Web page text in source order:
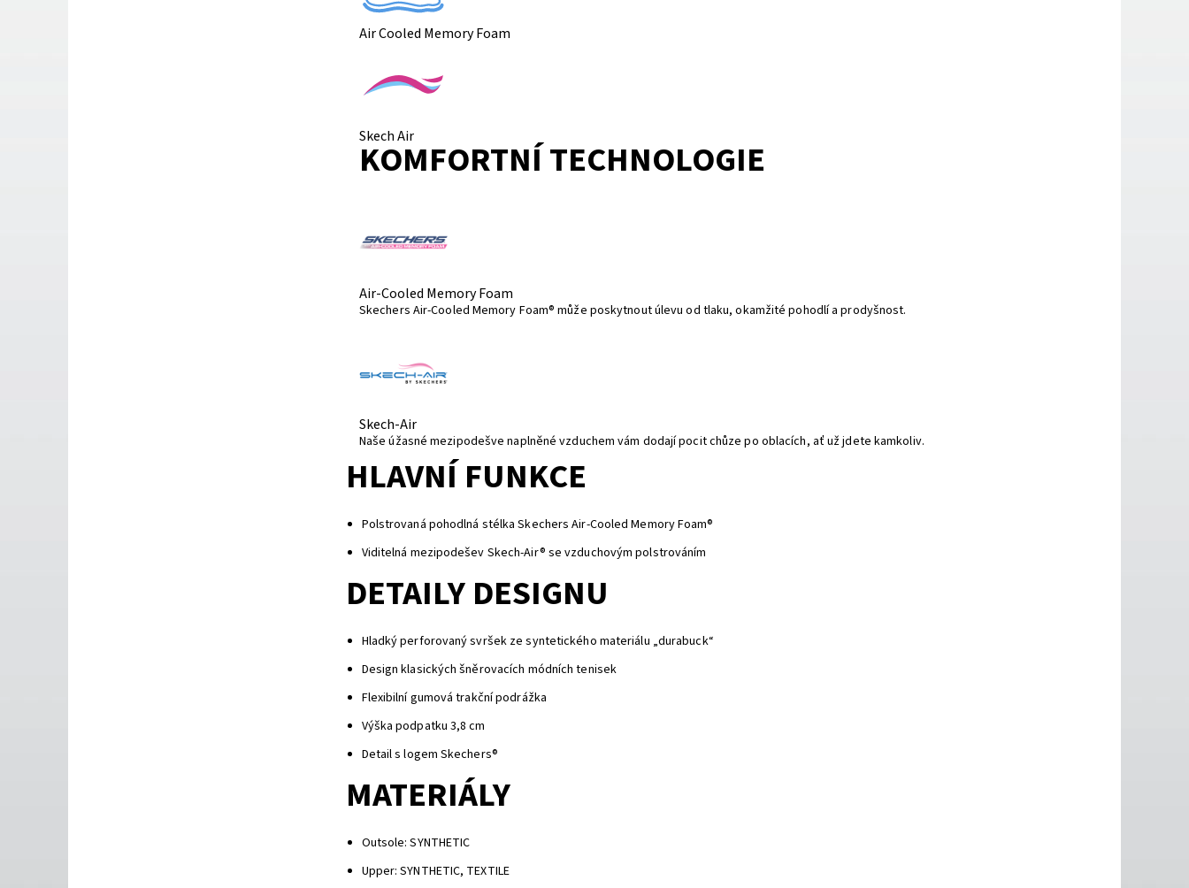
Air Cooled Memory Foam
Skech Air
KOMFORTNÍ TECHNOLOGIE
Air-Cooled Memory Foam
Skechers Air-Cooled Memory Foam® může poskytnout úlevu od tlaku, okamžité pohodlí a prodyšnost.
Skech-Air
Naše úžasné mezipodešve naplněné vzduchem vám dodají pocit chůze po oblacích, ať už jdete kamkoliv.
HLAVNÍ FUNKCE
Polstrovaná pohodlná stélka Skechers Air-Cooled Memory Foam®
Viditelná mezipodešev Skech-Air® se vzduchovým polstrováním
DETAILY DESIGNU
Hladký perforovaný svršek ze syntetického materiálu „durabuck“
Design klasických šněrovacích módních tenisek
Flexibilní gumová trakční podrážka
Výška podpatku 3,8 cm
Detail s logem Skechers®
MATERIÁLY
Outsole: SYNTHETIC
Upper: SYNTHETIC, TEXTILE